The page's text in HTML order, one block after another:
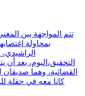
تتم المواجهة بين
بمحاولة
التحقيق،اليوم، بعد
القضائية، وهما
كانا معه في حفلة